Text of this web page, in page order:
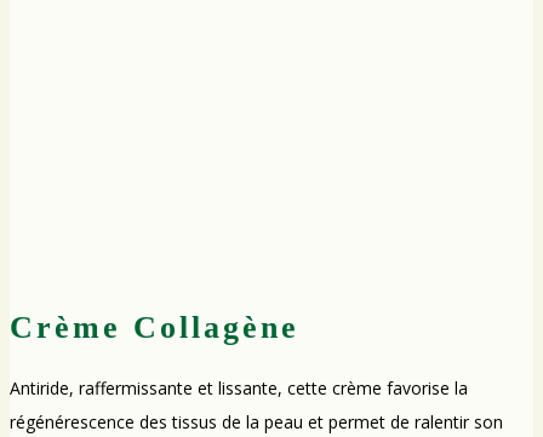
Crème Collagène
Antiride, raffermissante et lissante, cette crème favorise la
régénérescence des tissus de la peau et permet de ralentir son